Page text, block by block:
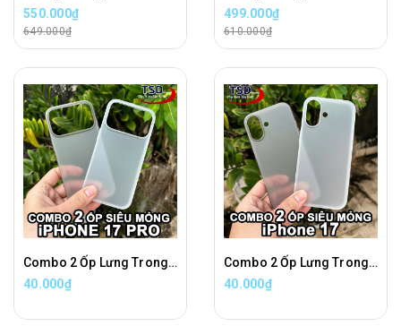
550.000₫
649.000₫
499.000₫
610.000₫
Combo 2 Ốp Lưng Trong Nhám Unibody iPhone 17 PRO Siêu Mỏng
40.000₫
Combo 2 Ốp Lưng Trong Nhám Unibody iPhone 17 Siêu Mỏng
40.000₫